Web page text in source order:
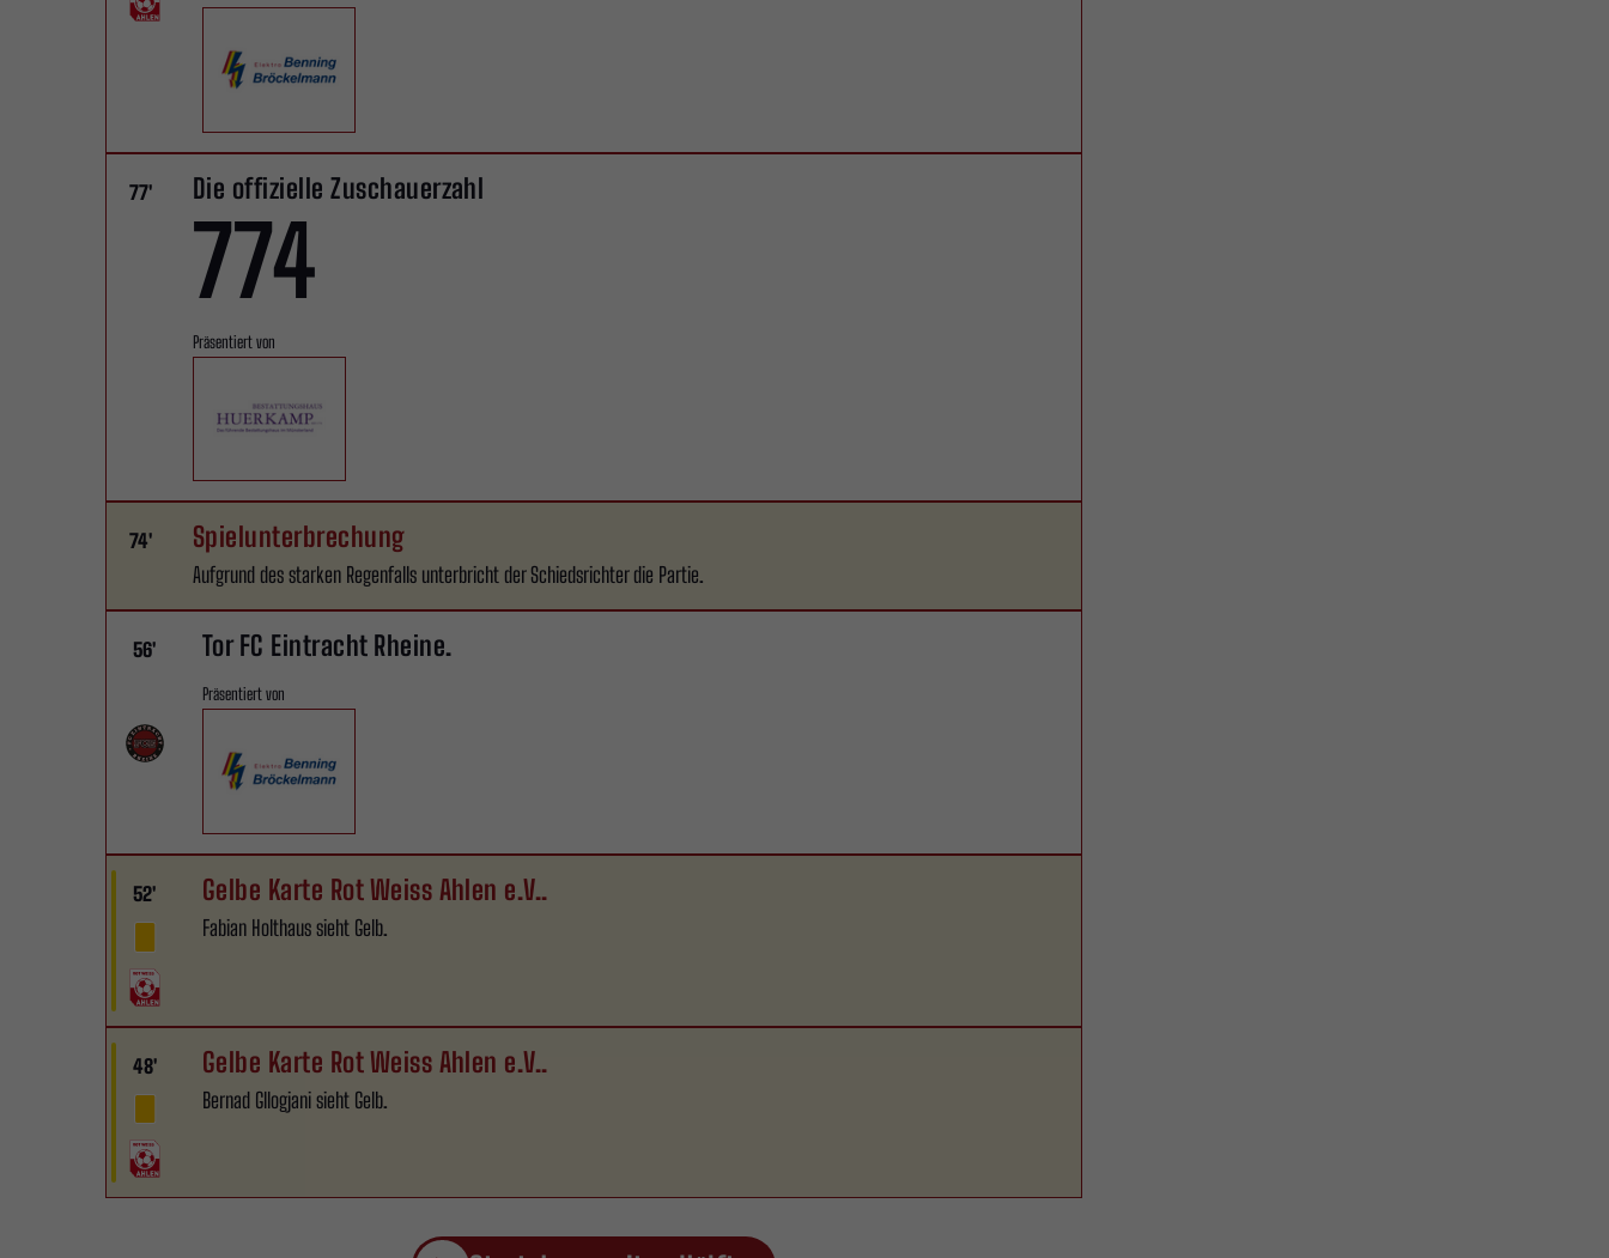
77' Die offizielle Zuschauerzahl
774
Präsentiert von
74' Spielunterbrechung
Aufgrund des starken Regenfalls unterbricht der Schiedsrichter die Partie.
56' Tor FC Eintracht Rheine.
Präsentiert von
52' Gelbe Karte Rot Weiss Ahlen e.V..
Fabian Holthaus sieht Gelb.
48' Gelbe Karte Rot Weiss Ahlen e.V..
Bernad Gllogjani sieht Gelb.